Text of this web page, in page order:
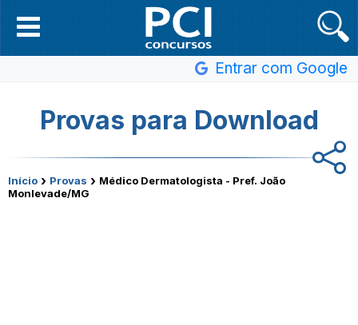
Entrar com Google
Provas para Download
Início › Provas › Médico Dermatologista - Pref. João
Monlevade/MG